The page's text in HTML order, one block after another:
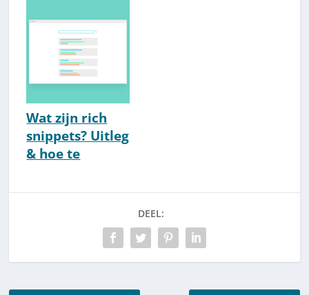
Uitleg [2026]
Wat zijn rich
snippets? Uitleg
& hoe te
[2026]
DEEL: